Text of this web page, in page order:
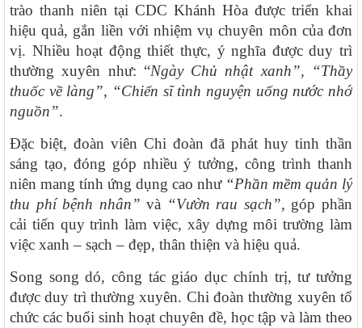
trào thanh niên tại CDC Khánh Hòa được triển khai
hiệu quả, gắn liền với nhiệm vụ chuyên môn của đơn
vị. Nhiều hoạt động thiết thực, ý nghĩa được duy trì
thường xuyên như: “Ngày Chủ nhật xanh”, “Thầy
thuốc về làng”, “Chiến sĩ tình nguyện uống nước nhớ
nguồn”.
Đặc biệt, đoàn viên Chi đoàn đã phát huy tinh thần
sáng tạo, đóng góp nhiều ý tưởng, công trình thanh
niên mang tính ứng dụng cao như “Phần mềm quản lý
thu phí bệnh nhân” và “Vườn rau sạch”, góp phần
cải tiến quy trình làm việc, xây dựng môi trường làm
việc xanh – sạch – đẹp, thân thiện và hiệu quả.
Song song dó, công tác giáo dục chính trị, tư tưởng
được duy trì thường xuyên. Chi đoàn thường xuyên tổ
chức các buổi sinh hoạt chuyên đề, học tập và làm theo